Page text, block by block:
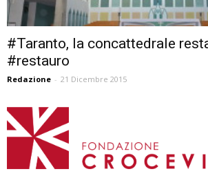
#Taranto, la concattedrale
#restauro
Redazione - 21 Dicembre 2015